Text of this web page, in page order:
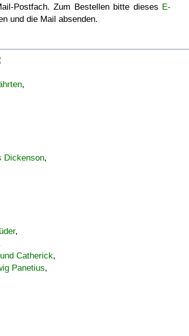
Postfach. Zum Bestellen bitte dieses E-
und die Mail absenden.
,
Dickenson,
,
Catherick,
Panetius,